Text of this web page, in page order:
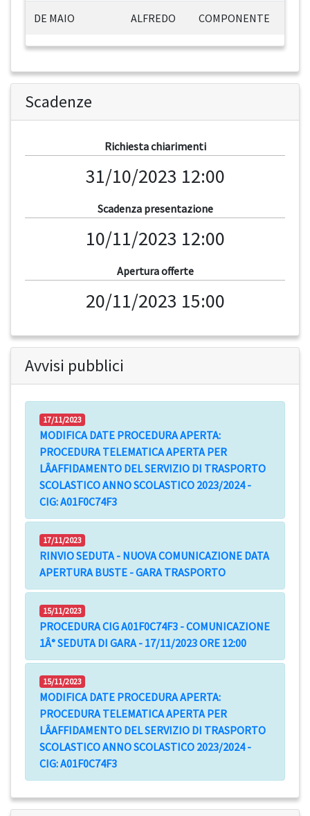
DE MAIO ALFREDO COMPONENTE
Scadenze
Richiesta chiarimenti
31/10/2023 12:00
Scadenza presentazione
10/11/2023 12:00
Apertura offerte
20/11/2023 15:00
Avvisi pubblici
17/11/2023
MODIFICA DATE PROCEDURA APERTA:
PROCEDURA TELEMATICA APERTA PER
LÂAFFIDAMENTO DEL SERVIZIO DI TRASPORTO
SCOLASTICO ANNO SCOLASTICO 2023/2024 -
CIG: A01F0C74F3
17/11/2023
RINVIO SEDUTA - NUOVA COMUNICAZIONE DATA
APERTURA BUSTE - GARA TRASPORTO
15/11/2023
PROCEDURA CIG A01F0C74F3 - COMUNICAZIONE
1Â° SEDUTA DI GARA - 17/11/2023 ORE 12:00
15/11/2023
MODIFICA DATE PROCEDURA APERTA:
PROCEDURA TELEMATICA APERTA PER
LÂAFFIDAMENTO DEL SERVIZIO DI TRASPORTO
SCOLASTICO ANNO SCOLASTICO 2023/2024 -
CIG: A01F0C74F3